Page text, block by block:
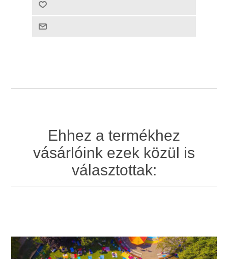
Ehhez a termékhez
vásárlóink ezek közül is
választottak: